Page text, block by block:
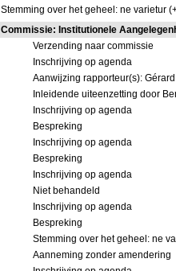
Stemming over het geheel: ne varietur
Commissie: Institutionele
Verzending naar commissie
Inschrijving op agenda
Aanwijzing rapporteur(s):
Inleidende uiteenzetting door
Inschrijving op agenda
Bespreking
Inschrijving op agenda
Bespreking
Inschrijving op agenda
Niet behandeld
Inschrijving op agenda
Bespreking
Stemming over het geheel: ne
Aanneming zonder amendering